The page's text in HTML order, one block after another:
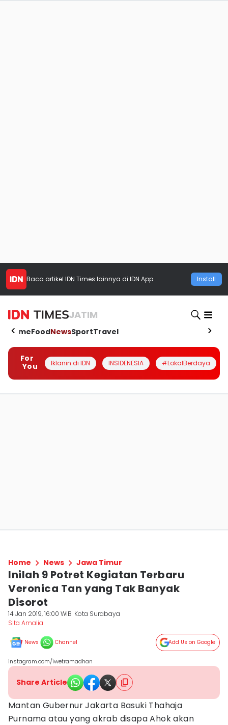
Baca artikel IDN Times lainnya di IDN App Install
JATIM
HomeFoodNewsSportTravel
For
You
Iklanin di IDN INSIDENESIA #LokalBerdaya
Home News Jawa Timur
Inilah 9 Potret Kegiatan Terbaru
Veronica Tan yang Tak Banyak
Disorot
14 Jan 2019, 16:00 WIB Kota Surabaya
Sita Amalia
News Channel Add Us on Google
instagram.com/iwetramadhan
Share Article
Mantan Gubernur Jakarta Basuki Thahaja
Purnama atau yang akrab disapa Ahok akan